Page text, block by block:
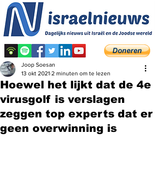
Hoewel het lijkt dat de 4e
virusgolf is verslagen
zeggen top experts dat er
geen overwinning is
Joop Soesan
13 okt 2021 2 minuten om te lezen